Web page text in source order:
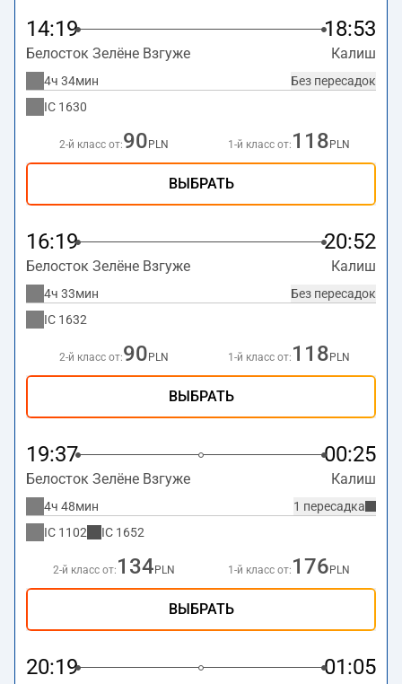
14:19 18:53
Белосток Зелёне Взгуже Калиш
Без пересадок
4ч 34мин
IC 1630
2-й класс от:90 PLN 1-й класс от: 118 PLN
ВЫБРАТЬ
16:19 20:52
Белосток Зелёне Взгуже Калиш
Без пересадок
4ч 33мин
IC 1632
2-й класс от:90 PLN 1-й класс от: 118 PLN
ВЫБРАТЬ
19:37 00:25
Белосток Зелёне Взгуже Калиш
1 пересадка
4ч 48мин
IC 1102 IC 1652
2-й класс от: 134 PLN 1-й класс от: 176 PLN
ВЫБРАТЬ
20:19 01:05